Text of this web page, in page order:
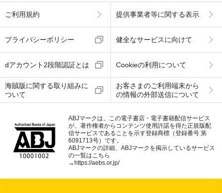
ご利用規約 提供事業者等に関する表示
プライバシーポリシー 健全なサービスに向けて
dアカウント2段階認証とは Cookieの利用について
海賊版に関する取り組みに
ついて
お客さまのご利用端末から
の情報の外部送信について
ABJマークは、この電子書店・電子書籍配信サービス
が、著作権者からコンテンツ使用許諾を得た正規版配
信サービスであることを示す登録商標（登録番号 第
6091713号）です。
ABJマークの詳細、ABJマークを掲示しているサービス
の一覧はこちら
→https://aebs.or.jp/